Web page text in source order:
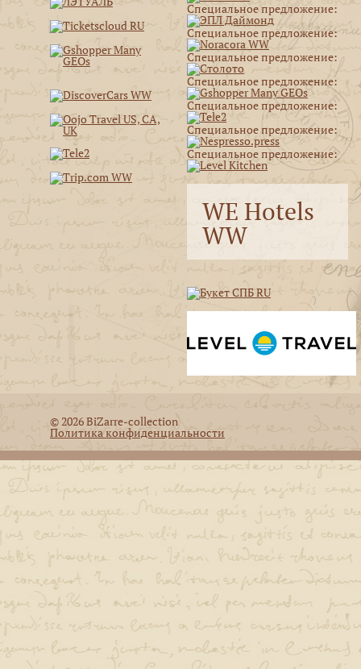
Специальное предложение:
Специальное предложение:
Специальное предложение:
Специальное предложение:
Специальное предложение:
Специальное предложение:
Специальное предложение:
WE Hotels
WW
© 2026 BiZarre-collection
Политика конфиденциальности